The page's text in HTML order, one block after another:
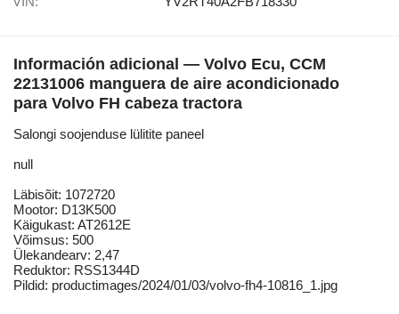
Información adicional — Volvo Ecu, CCM
22131006 manguera de aire acondicionado
para Volvo FH cabeza tractora
Salongi soojenduse lülitite paneel
null
Läbisõit: 1072720
Mootor: D13K500
Käigukast: AT2612E
Võimsus: 500
Ülekandearv: 2,47
Reduktor: RSS1344D
Pildid: productimages/2024/01/03/volvo-fh4-10816_1.jpg